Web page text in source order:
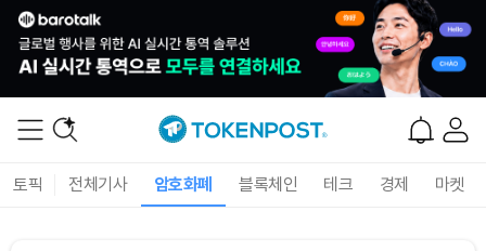
토픽 전체기사 암호화폐 블록체인 테크 경제 마켓
Ethereum (ETH) ₩2,704,704(+0.58%)